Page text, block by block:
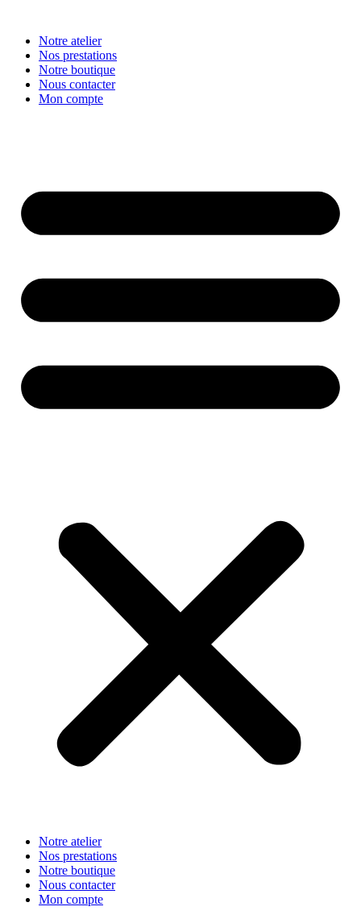
contenuNotre atelier
Nos prestations
Notre boutique
Nous contacter
Mon compte
Notre atelier
Nos prestations
Notre boutique
Nous contacter
Mon compte